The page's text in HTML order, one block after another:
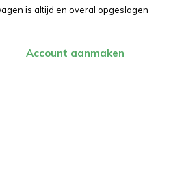
is altijd en overal opgeslagen
Account aanmaken